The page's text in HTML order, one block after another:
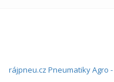
rájpneu.cz PneumatikyAgro -